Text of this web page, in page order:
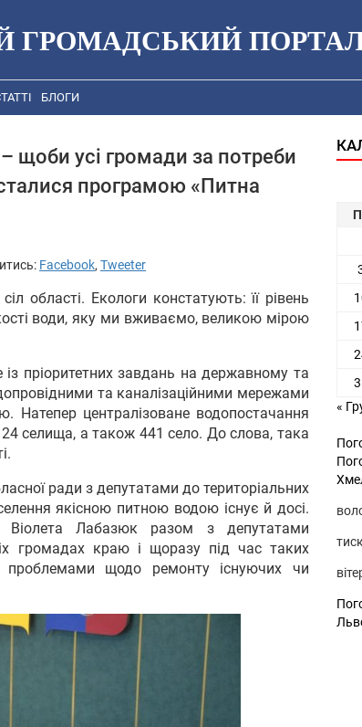
ГРОМАДСЬКИЙ
БЛОГИ
щоби усі громади за потреби
програмою «Питна
Facebook, Tweeter
області. Екологи констатують: її рівень
води, яку ми вживаємо, великою мірою
пріоритетних завдань на державному та
та каналізаційними мережами
Натепер централізоване водопостачання
селища, а також 441 село. До слова, така
ради з депутатами до територіальних
якісною питною водою існує й досі.
Лабазюк разом з депутатами
громадах краю і щоразу під час таких
проблемами щодо ремонту існуючих чи
«